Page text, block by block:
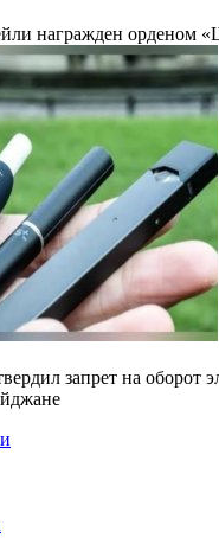
награжден орденом
запрет на оборот